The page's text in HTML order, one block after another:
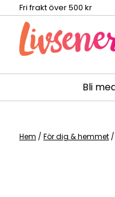
content
Fri frakt över 500 kr
Bli
Hem / För dig & hemmet /